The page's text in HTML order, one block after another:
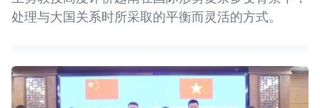
处理与大国关系时所采取的平衡而灵活的方式。